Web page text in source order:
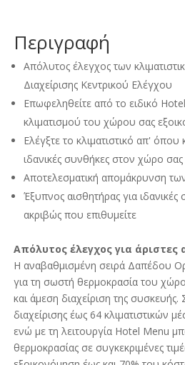
Περιγραφή
Απόλυτος έλεγχος των
Διαχείρισης Κεντρικού Ελέγχου
Επωφεληθείτε από το ειδικό
κλιματισμού του χώρου σας
Ελέγξτε το κλιματιστικό απ'
ιδανικές συνθήκες στον χώρο σας
Αποτελεσματική απομάκρυνση
Έξυπνος αισθητήρας για
ακριβώς που επιθυμείτε
Απόλυτος έλεγχος για άριστες
Η αναβαθμισμένη σειρά Δαπέδου
για τη σωστή θερμοκρασία του
και άμεση διαχείριση της
διαχείρισης έως 64 κλιματιστικών
ενώ με τη λειτουργία Hotel Menu
θερμοκρασίας σε συγκεκριμένες